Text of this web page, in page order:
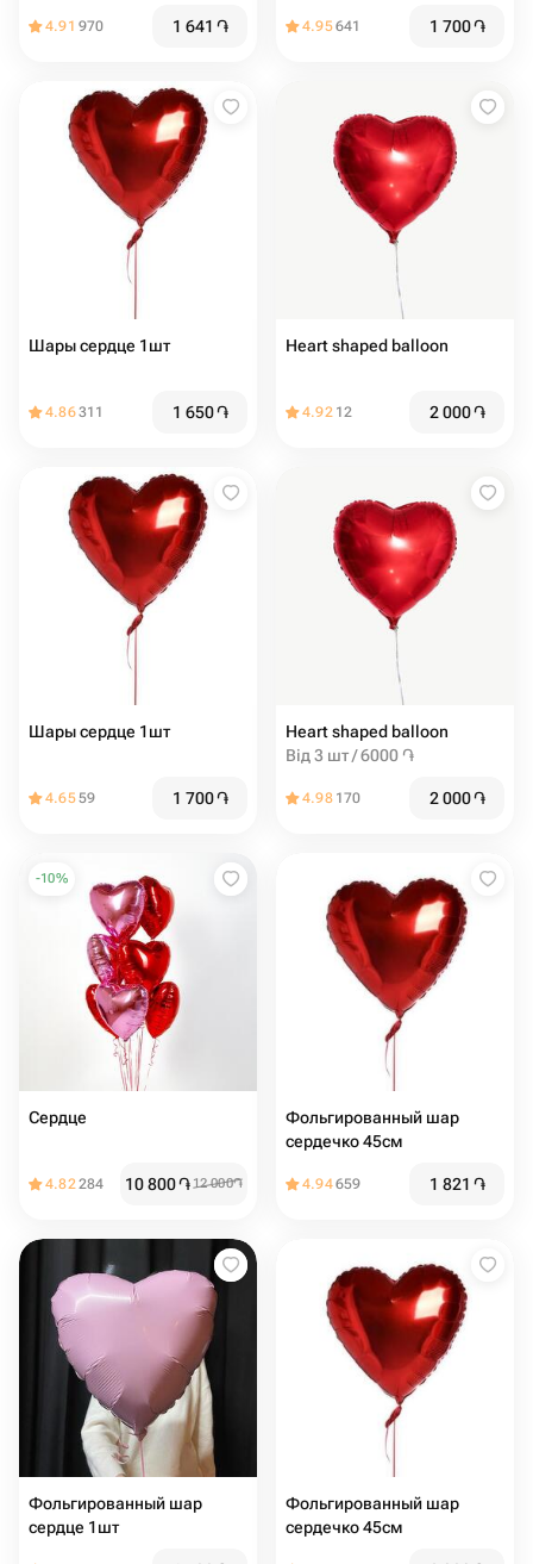
4.91 970 1 641 ֏ 4.95641 1 700֏
Шары сердце 1шт
4.86311 1 650֏
Heart shaped balloon
4.92 12 2 000֏
Шары сердце 1шт
4.6559 1 700֏
Heart shaped balloon
Від 3 шт / 6000 ֏
4.98 170 2 000֏
-10%
Сердце
4.82284 10 800֏12 000֏
Фольгированный шар
сердечко 45см
4.94659 1 821 ֏
Фольгированный шар
сердце 1шт
Фольгированный шар
сердечко 45см